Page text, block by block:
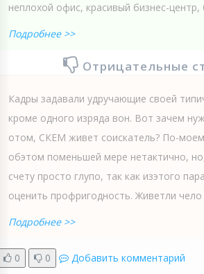
неплохой офис, красивый бизнес-центр,
Подробнее >>
Отрицательные
Кадры задавали удручающие своей
кроме одного изряда вон. Вот зачем
отом, СКЕМ живет соискатель? По-
обэтом поменьшей мере нетактично,
счету просто глупо, так как изэтого
оценить профригодность. Живетли чело
Подробнее >>
0 0 Добавить комментарий